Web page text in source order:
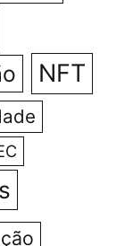
NFT